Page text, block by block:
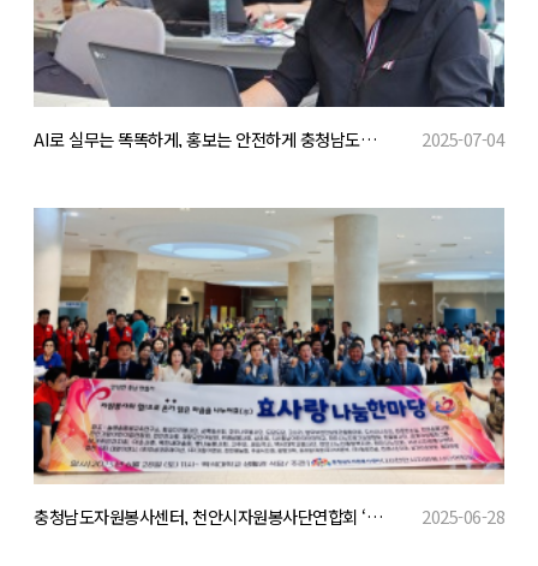
AI로 실무는 똑똑하게, 홍보는 안전하게 충청남도자원봉사센터, 생성형 AI 활용 교육 시행 2025-07-04
충청남도자원봉사센터, 천안시자원봉사단연합회 ‘효사랑 나눔 한마당’ 개최 2025-06-28